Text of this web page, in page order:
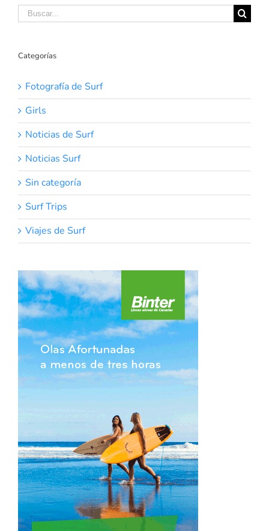
Buscar:
Categorías
Fotografía de Surf
Girls
Noticias de Surf
Noticias Surf
Sin categoría
Surf Trips
Viajes de Surf